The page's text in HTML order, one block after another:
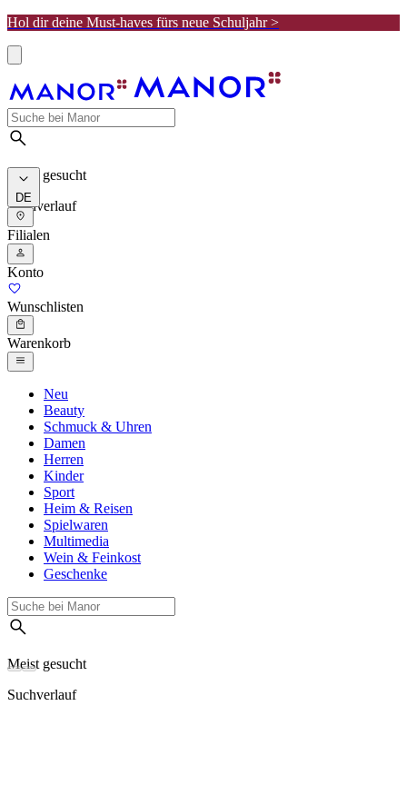
Hol dir deine Must-haves fürs neue Schuljahr >
Meist gesucht
Suchverlauf
DE
Filialen
Konto
Wunschlisten
Warenkorb
Neu
Beauty
Schmuck & Uhren
Damen
Herren
Kinder
Sport
Heim & Reisen
Spielwaren
Multimedia
Wein & Feinkost
Geschenke
Meist gesucht
Suchverlauf